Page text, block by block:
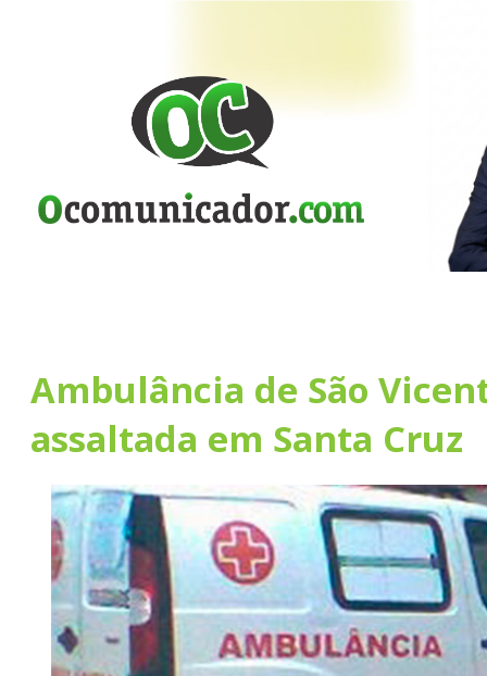
Ambulância de São
assaltada em Santa Cruz